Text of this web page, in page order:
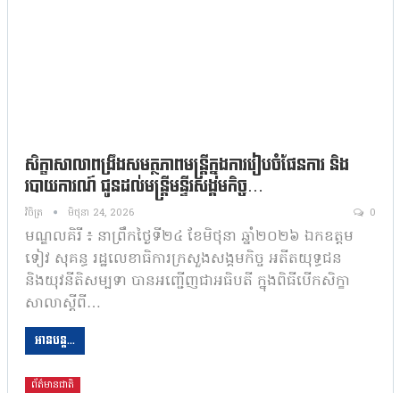
សិក្ខាសាលាពង្រឹងសមត្ថភាពមន្ត្រីក្នុងការរៀបចំផែនការ និង
របាយការណ៍ ជូនដល់មន្ត្រីមន្ទីរសង្គមកិច្ច…
វិចិត្រ មិថុនា 24, 2026 0
មណ្ឌលគិរី ៖ នាព្រឹកថ្ងៃទី២៤ ខែមិថុនា ឆ្នាំ២០២៦ ឯកឧត្តម
ទៀវ សុគន្ធ រដ្ឋលេខាធិការក្រសួងសង្គមកិច្ច អតីតយុទ្ធជន
និងយុវនីតិសម្បទា បានអញ្ជើញជាអធិបតី ក្នុងពិធីបើកសិក្ខា
សាលាស្តីពី…
អានបន្ត...
ព័ត៌មានជាតិ